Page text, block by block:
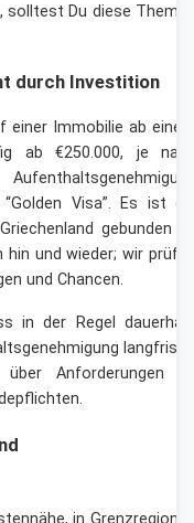
solltest Du diese
durch Investition
einer Immobilie ab
ab €250.000, je
Visa”. Es ist
gebunden
hin und wieder; wir
und Chancen.
in der Regel
Anforderungen
in